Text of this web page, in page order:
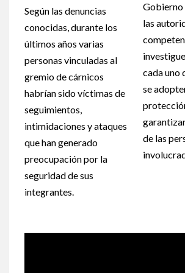
Según las denuncias
conocidas, durante los
últimos años varias
personas vinculadas al
gremio de cárnicos
habrían sido víctimas de
seguimientos,
intimidaciones y ataques
que han generado
preocupación por la
seguridad de sus
integrantes.
Gobierno
las
cada uno
se
de las